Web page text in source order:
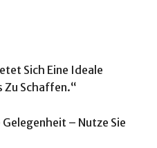
Sich Eine Ideale
Zu Schaffen.“
Gelegenheit – Nutze Sie